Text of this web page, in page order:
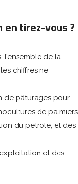
en tirez-vous ?
l’ensemble de la
chiffres ne
de pâturages pour
de palmiers
du pétrole, et des
et des